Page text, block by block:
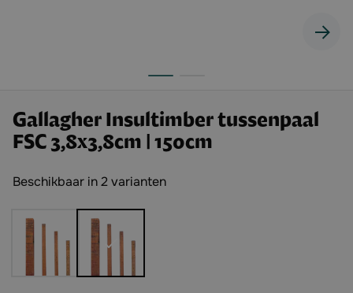
Gallagher Insultimber tussenpaal
FSC 3,8x3,8cm | 150cm
Beschikbaar in 2 varianten